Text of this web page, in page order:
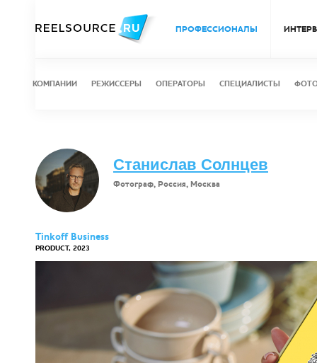
ПРОФЕССИОНАЛЫ
КОМПАНИИ РЕЖИССЕРЫ ОПЕРАТОРЫ СПЕЦИАЛИСТЫ
Станислав Солнцев
Фотограф, Россия, Москва
Tinkoff Business
PRODUCT, 2023